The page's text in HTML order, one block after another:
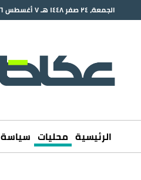
الجمعة، ٢٤ صفر ١٤٤٨ هـ ٧ أغسطس ٢٠٢٦ م
الرئيسية محليات سياسة